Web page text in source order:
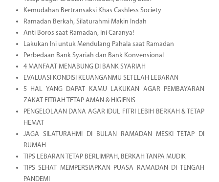
Kemudahan Bertransaksi Khas Cashless Society
Ramadan Berkah, Silaturahmi Makin Indah
Anti Boros saat Ramadan, Ini Caranya!
Lakukan Ini untuk Mendulang Pahala saat Ramadan
Perbedaan Bank Syariah dan Bank Konvensional
4 MANFAAT MENABUNG DI BANK SYARIAH
EVALUASI KONDISI KEUANGANMU SETELAH LEBARAN
5 HAL YANG DAPAT KAMU LAKUKAN AGAR PEMBAYARAN
ZAKAT FITRAH TETAP AMAN & HIGIENIS
PENGELOLAAN DANA AGAR IDUL FITRI LEBIH BERKAH & TETAP
HEMAT
JAGA SILATURAHMI DI BULAN RAMADAN MESKI TETAP DI
RUMAH
TIPS LEBARAN TETAP BERLIMPAH, BERKAH TANPA MUDIK
TIPS SEHAT MEMPERSIAPKAN PUASA RAMADAN DI TENGAH
PANDEMI